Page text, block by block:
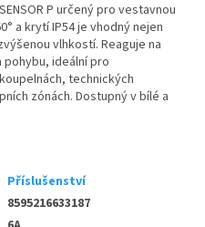
P určený pro vestavnou
a krytí IP54 je vhodný nejen
vlhkostí. Reaguje na
ideální pro
technických
zónách. Dostupný v bílé a
Příslušenství
8595216633187